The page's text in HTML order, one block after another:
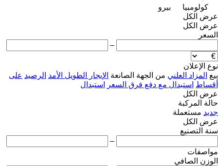
كولومبيا
بيرو
عرض الكل
عرض الكل
السعر
–
نوع الإعلان
بيع المزاد العلني من الجهة الصانعة الإيجار الطويل الأمد الرصيد على
أقساط استبدال مع دفع فرق السعر
استبدال
عرض الكل
حالة المركبة
جديد مستعملة
عرض الكل
سنة التصنيع
–
مواصفات
الوزن الصافي